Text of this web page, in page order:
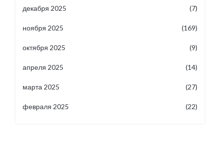
декабря 2025 (7)
ноября 2025 (169)
октября 2025 (9)
апреля 2025 (14)
марта 2025 (27)
февраля 2025 (22)